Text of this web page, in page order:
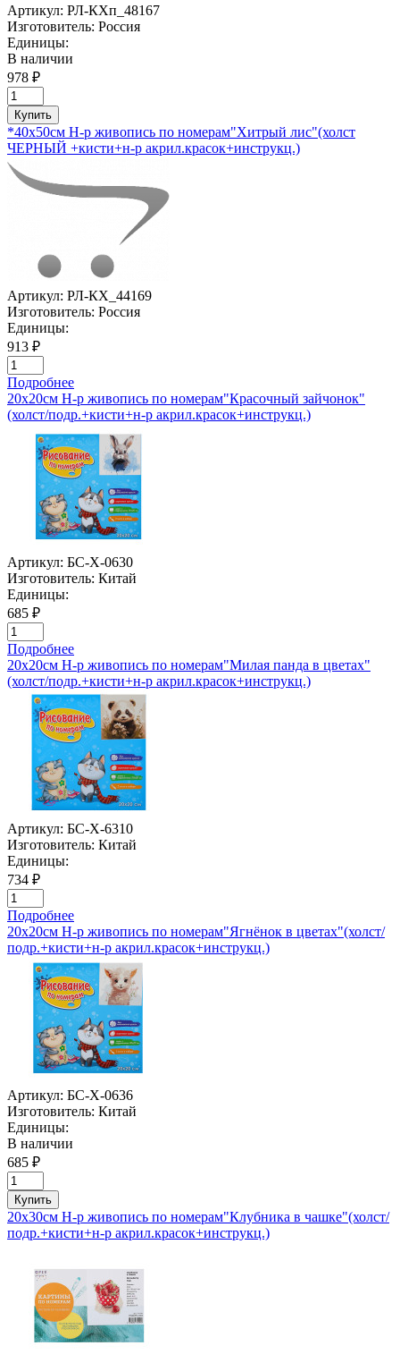
Артикул: РЛ-КХп_48167
Изготовитель: Россия
Единицы:
В наличии
978 ₽
Купить
*40х50см Н-р живопись по номерам"Хитрый лис"(холст
ЧЕРНЫЙ +кисти+н-р акрил.красок+инструкц.)
Артикул: РЛ-КХ_44169
Изготовитель: Россия
Единицы:
913 ₽
Подробнее
20х20см Н-р живопись по номерам"Красочный зайчонок"
(холст/подр.+кисти+н-р акрил.красок+инструкц.)
Артикул: БС-Х-0630
Изготовитель: Китай
Единицы:
685 ₽
Подробнее
20х20см Н-р живопись по номерам"Милая панда в цветах"
(холст/подр.+кисти+н-р акрил.красок+инструкц.)
Артикул: БС-Х-6310
Изготовитель: Китай
Единицы:
734 ₽
Подробнее
20х20см Н-р живопись по номерам"Ягнёнок в цветах"(холст/
подр.+кисти+н-р акрил.красок+инструкц.)
Артикул: БС-Х-0636
Изготовитель: Китай
Единицы:
В наличии
685 ₽
Купить
20х30см Н-р живопись по номерам"Клубника в чашке"(холст/
подр.+кисти+н-р акрил.красок+инструкц.)